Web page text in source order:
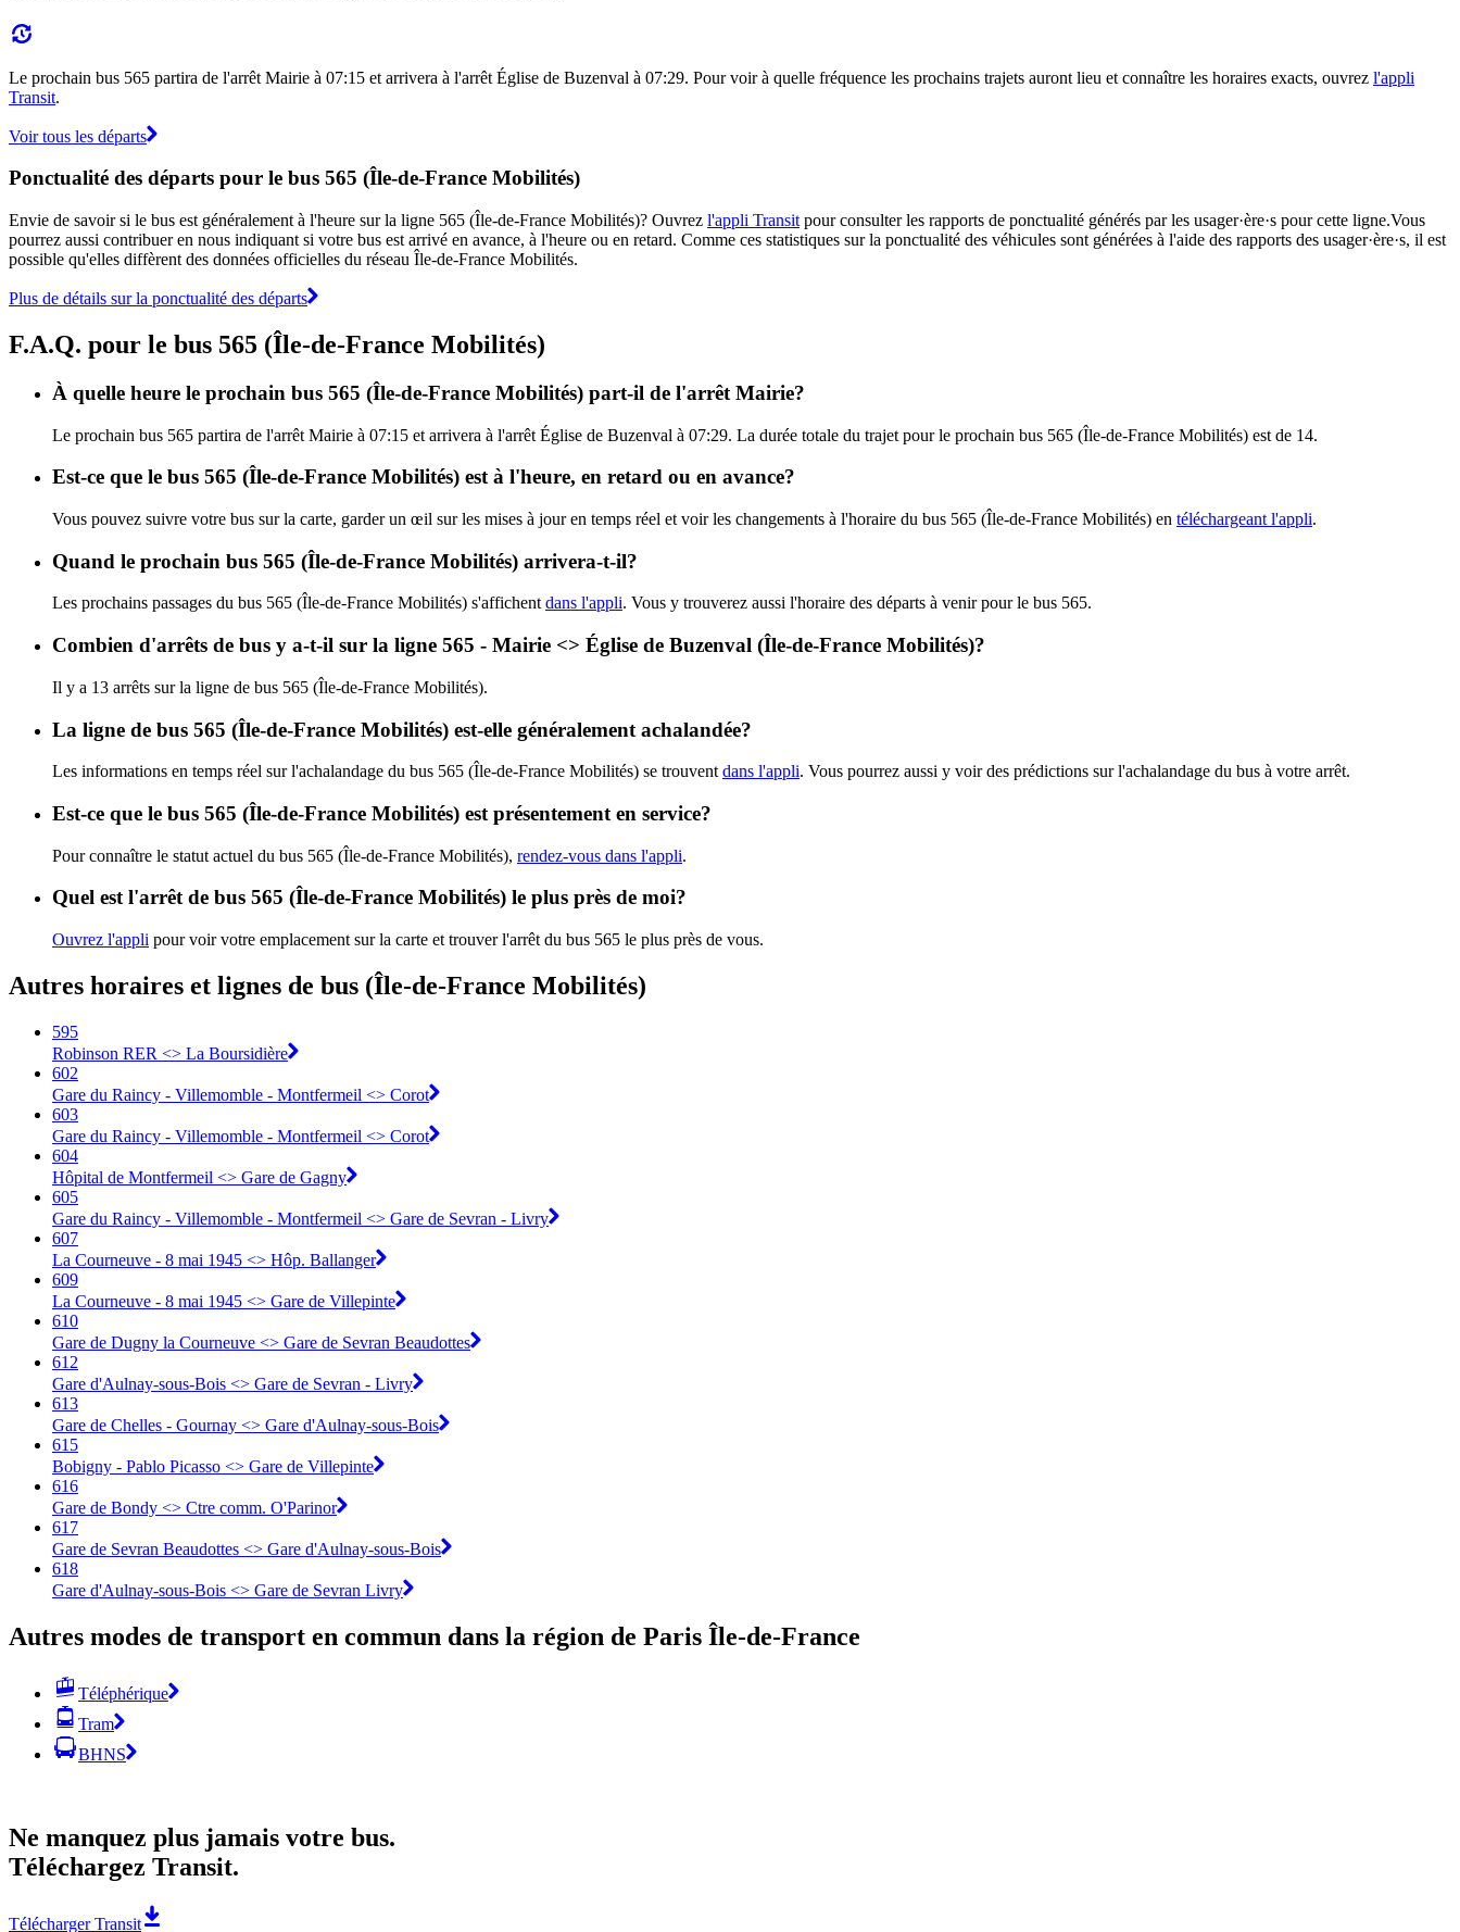
Le prochain bus 565 partira de l'arrêt Mairie à 07:15 et arrivera à l'arrêt Église de Buzenval à 07:29. Pour voir à quelle fréquence les prochains trajets auront lieu et connaître les horaires exacts, ouvrez l'appli
Transit.
Voir tous les départs
Ponctualité des départs pour le bus 565 (Île-de-France Mobilités)
Envie de savoir si le bus est généralement à l'heure sur la ligne 565 (Île-de-France Mobilités)? Ouvrez l'appli Transit pour consulter les rapports de ponctualité générés par les usager·ère·s pour cette ligne.Vous
pourrez aussi contribuer en nous indiquant si votre bus est arrivé en avance, à l'heure ou en retard. Comme ces statistiques sur la ponctualité des véhicules sont générées à l'aide des rapports des usager·ère·s, il est
possible qu'elles diffèrent des données officielles du réseau Île-de-France Mobilités.
Plus de détails sur la ponctualité des départs
F.A.Q. pour le bus 565 (Île-de-France Mobilités)
À quelle heure le prochain bus 565 (Île-de-France Mobilités) part-il de l'arrêt Mairie?
Le prochain bus 565 partira de l'arrêt Mairie à 07:15 et arrivera à l'arrêt Église de Buzenval à 07:29. La durée totale du trajet pour le prochain bus 565 (Île-de-France Mobilités) est de 14.
Est-ce que le bus 565 (Île-de-France Mobilités) est à l'heure, en retard ou en avance?
Vous pouvez suivre votre bus sur la carte, garder un œil sur les mises à jour en temps réel et voir les changements à l'horaire du bus 565 (Île-de-France Mobilités) en téléchargeant l'appli.
Quand le prochain bus 565 (Île-de-France Mobilités) arrivera-t-il?
Les prochains passages du bus 565 (Île-de-France Mobilités) s'affichent dans l'appli. Vous y trouverez aussi l'horaire des départs à venir pour le bus 565.
Combien d'arrêts de bus y a-t-il sur la ligne 565 - Mairie <> Église de Buzenval (Île-de-France Mobilités)?
Il y a 13 arrêts sur la ligne de bus 565 (Île-de-France Mobilités).
La ligne de bus 565 (Île-de-France Mobilités) est-elle généralement achalandée?
Les informations en temps réel sur l'achalandage du bus 565 (Île-de-France Mobilités) se trouvent dans l'appli. Vous pourrez aussi y voir des prédictions sur l'achalandage du bus à votre arrêt.
Est-ce que le bus 565 (Île-de-France Mobilités) est présentement en service?
Pour connaître le statut actuel du bus 565 (Île-de-France Mobilités), rendez-vous dans l'appli.
Quel est l'arrêt de bus 565 (Île-de-France Mobilités) le plus près de moi?
Ouvrez l'appli pour voir votre emplacement sur la carte et trouver l'arrêt du bus 565 le plus près de vous.
Autres horaires et lignes de bus (Île-de-France Mobilités)
595
Robinson RER <> La Boursidière
602
Gare du Raincy - Villemomble - Montfermeil <> Corot
603
Gare du Raincy - Villemomble - Montfermeil <> Corot
604
Hôpital de Montfermeil <> Gare de Gagny
605
Gare du Raincy - Villemomble - Montfermeil <> Gare de Sevran - Livry
607
La Courneuve - 8 mai 1945 <> Hôp. Ballanger
609
La Courneuve - 8 mai 1945 <> Gare de Villepinte
610
Gare de Dugny la Courneuve <> Gare de Sevran Beaudottes
612
Gare d'Aulnay-sous-Bois <> Gare de Sevran - Livry
613
Gare de Chelles - Gournay <> Gare d'Aulnay-sous-Bois
615
Bobigny - Pablo Picasso <> Gare de Villepinte
616
Gare de Bondy <> Ctre comm. O'Parinor
617
Gare de Sevran Beaudottes <> Gare d'Aulnay-sous-Bois
618
Gare d'Aulnay-sous-Bois <> Gare de Sevran Livry
Autres modes de transport en commun dans la région de Paris Île-de-France
Téléphérique
Tram
BHNS
Ne manquez plus jamais votre bus.
Téléchargez Transit.
Télécharger Transit